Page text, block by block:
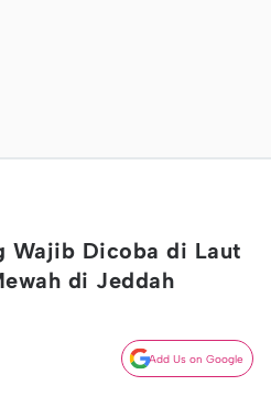
Wajib Dicoba di Laut
di Jeddah
Add Us on Google